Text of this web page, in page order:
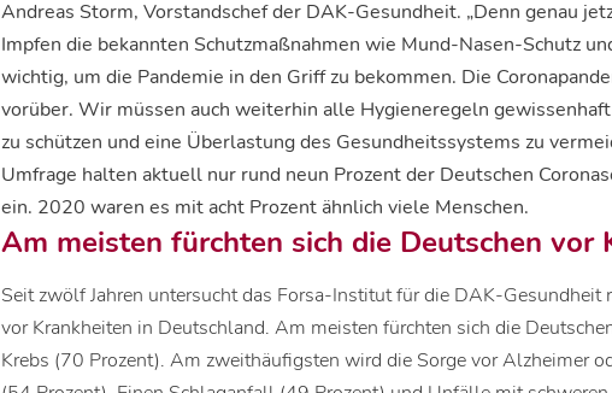
Andreas Storm, Vorstandschef der DAK-Gesundheit. „Denn genau
Impfen die bekannten Schutzmaßnahmen wie Mund-Nasen-Schutz
wichtig, um die Pandemie in den Griff zu bekommen. Die
vorüber. Wir müssen auch weiterhin alle Hygieneregeln
zu schützen und eine Überlastung des Gesundheitssystems zu
Umfrage halten aktuell nur rund neun Prozent der Deutschen
ein. 2020 waren es mit acht Prozent ähnlich viele Menschen.
Am meisten fürchten sich die Deutschen vor
Seit zwölf Jahren untersucht das Forsa-Institut für die DAK-
vor Krankheiten in Deutschland. Am meisten fürchten sich die
Krebs (70 Prozent). Am zweithäufigsten wird die Sorge vor Alzheimer